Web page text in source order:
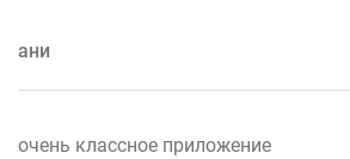
ани
очень классное приложение